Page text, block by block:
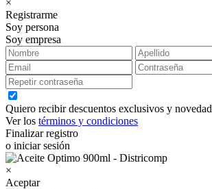
×
Registrarme
Soy persona
Soy empresa
Quiero recibir descuentos exclusivos y
Ver los términos y condiciones
Finalizar registro
o iniciar sesión
×
Aceptar